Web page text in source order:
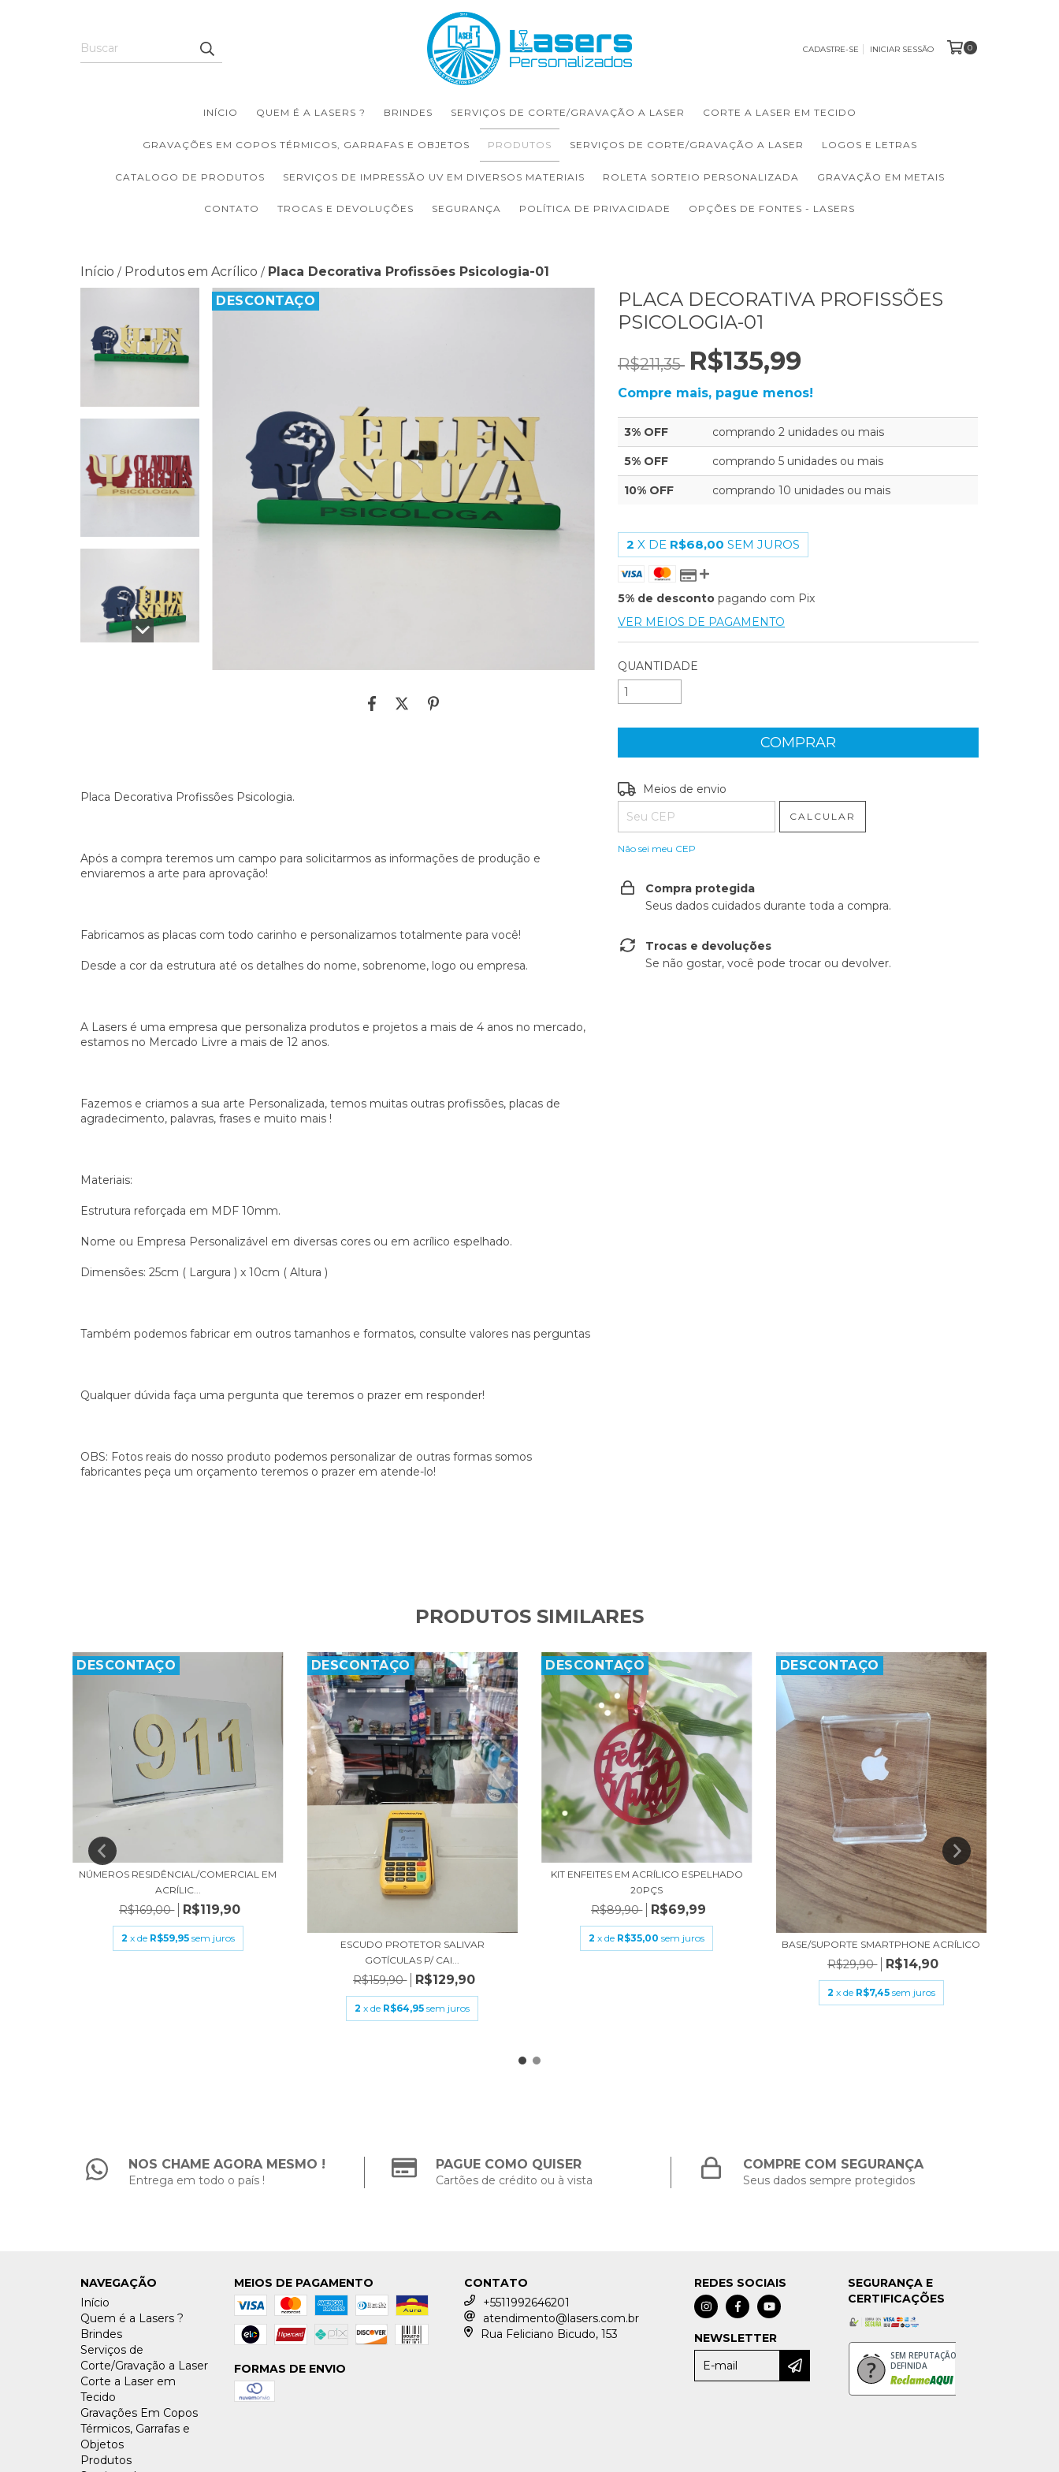
CADASTRE-SE INICIAR SESSÃO 0
INÍCIO QUEM É A LASERS ? BRINDES SERVIÇOS DE CORTE/GRAVAÇÃO A LASER CORTE A LASER EM TECIDO
GRAVAÇÕES EM COPOS TÉRMICOS, GARRAFAS E OBJETOS PRODUTOS SERVIÇOS DE CORTE/GRAVAÇÃO A LASER LOGOS E LETRAS
CATALOGO DE PRODUTOS SERVIÇOS DE IMPRESSÃO UV EM DIVERSOS MATERIAIS ROLETA SORTEIO PERSONALIZADA GRAVAÇÃO EM METAIS
CONTATO TROCAS E DEVOLUÇÕES SEGURANÇA POLÍTICA DE PRIVACIDADE OPÇÕES DE FONTES - LASERS
Início / Produtos em Acrílico / Placa Decorativa Profissões Psicologia-01
DESCONTAÇO
Placa Decorativa Profissões Psicologia.
Após a compra teremos um campo para solicitarmos as informações de produção e
enviaremos a arte para aprovação!
Fabricamos as placas com todo carinho e personalizamos totalmente para você!
Desde a cor da estrutura até os detalhes do nome, sobrenome, logo ou empresa.
A Lasers é uma empresa que personaliza produtos e projetos a mais de 4 anos no mercado,
estamos no Mercado Livre a mais de 12 anos.
Fazemos e criamos a sua arte Personalizada, temos muitas outras profissões, placas de
agradecimento, palavras, frases e muito mais !
Materiais:
Estrutura reforçada em MDF 10mm.
Nome ou Empresa Personalizável em diversas cores ou em acrílico espelhado.
Dimensões: 25cm ( Largura ) x 10cm ( Altura )
Também podemos fabricar em outros tamanhos e formatos, consulte valores nas perguntas
Qualquer dúvida faça uma pergunta que teremos o prazer em responder!
OBS: Fotos reais do nosso produto podemos personalizar de outras formas somos
fabricantes peça um orçamento teremos o prazer em atende-lo!
PLACA DECORATIVA PROFISSÕES
PSICOLOGIA-01
R$211,35 R$135,99
Compre mais, pague menos!
3% OFF comprando 2 unidades ou mais
5% OFF comprando 5 unidades ou mais
10% OFF comprando 10 unidades ou mais
2 X DE R$68,00 SEM JUROS
5% de desconto pagando com Pix
VER MEIOS DE PAGAMENTO
QUANTIDADE
Entregas para o CEP:
Meios de envio
CALCULAR
Não sei meu CEP
Compra protegida
Seus dados cuidados durante toda a compra.
Trocas e devoluções
Se não gostar, você pode trocar ou devolver.
PRODUTOS SIMILARES
DESCONTAÇO
NÚMEROS RESIDÊNCIAL/COMERCIAL EM
ACRÍLIC...
R$169,00 R$119,90
2 x de R$59,95 sem juros
DESCONTAÇO
ESCUDO PROTETOR SALIVAR
GOTÍCULAS P/ CAI...
R$159,90 R$129,90
2 x de R$64,95 sem juros
DESCONTAÇO
KIT ENFEITES EM ACRÍLICO ESPELHADO
20PÇS
R$89,90 R$69,99
2 x de R$35,00 sem juros
DESCONTAÇO
BASE/SUPORTE SMARTPHONE ACRÍLICO
R$29,90 R$14,90
2 x de R$7,45 sem juros
NOS CHAME AGORA MESMO !
Entrega em todo o país !
PAGUE COMO QUISER
Cartões de crédito ou à vista
COMPRE COM SEGURANÇA
Seus dados sempre protegidos
NAVEGAÇÃO
Início
Quem é a Lasers ?
Brindes
Serviços de
Corte/Gravação a Laser
Corte a Laser em
Tecido
Gravações Em Copos
Térmicos, Garrafas e
Objetos
Produtos
MEIOS DE PAGAMENTO
FORMAS DE ENVIO
CONTATO
+5511992646201
atendimento@lasers.com.br
Rua Feliciano Bicudo, 153
REDES SOCIAIS
NEWSLETTER
SEGURANÇA E
CERTIFICAÇÕES
SEM REPUTAÇÃO
DEFINIDA